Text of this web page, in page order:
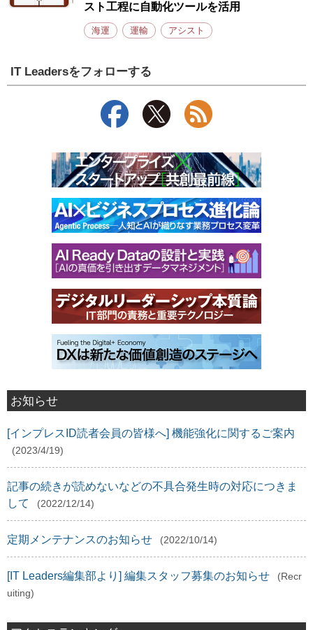
スト工程に自動化ツールを活用
海運 運輸 アシスト
IT Leadersをフォローする
お知らせ
[インプレスID読者会員の皆様へ] 機能強化に関するご案内
(2023/4/19)
記事の続きが読めないなどの不具合発生時の対応につきま
して
(2022/12/14)
定期メンテナンスのお知らせ (2022/10/14)
[IT Leaders編集部より] 編集スタッフ募集のお知らせ
(Recr
uiting)